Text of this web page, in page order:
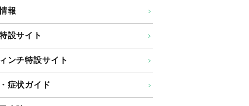
報
設サイト
ンチ特設サイト
症状ガイド